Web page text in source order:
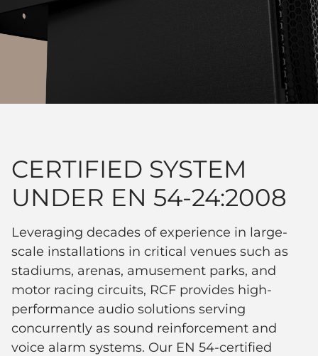
CERTIFIED SYSTEM
UNDER EN 54-24:2008
Leveraging decades of experience in large-
scale installations in critical venues such as
stadiums, arenas, amusement parks, and
motor racing circuits, RCF provides high-
performance audio solutions serving
concurrently as sound reinforcement and
voice alarm systems. Our EN 54-certified